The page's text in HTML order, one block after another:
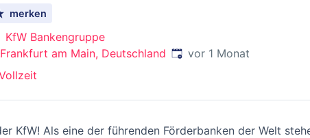
merken
KfW Bankengruppe
Frankfurt am Main, Deutschland Veröffentlicht:
vor 1 Monat
KfW! Als eine der führenden Förderbanken der Welt